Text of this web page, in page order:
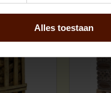
Alles toestaan